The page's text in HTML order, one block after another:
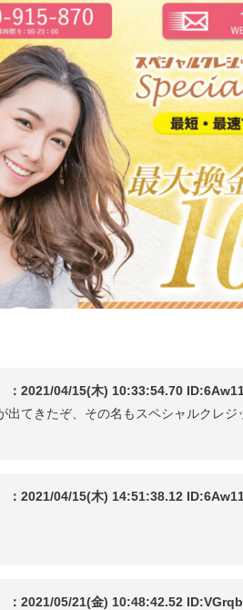
：2021/04/15(木) 10:33:54.70
てきたぞ、その名もスペシャルクレジ
：2021/04/15(木) 14:51:38.12
：2021/05/21(金) 10:48:42.52